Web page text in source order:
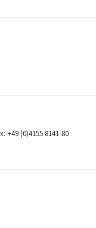
+49 (0)4155 8141-80